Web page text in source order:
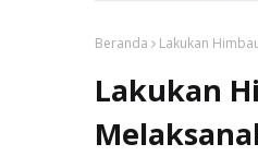
Beranda Lakukan
Lakukan